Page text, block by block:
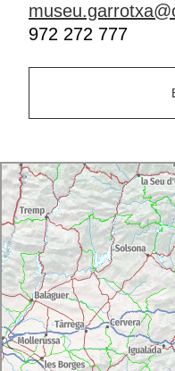
972 272 777